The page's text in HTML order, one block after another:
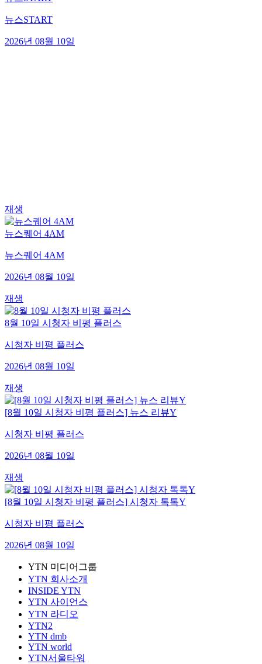
뉴스START
2026년 08월 10일
재생
뉴스퀘어 4AM
뉴스퀘어 4AM
2026년 08월 10일
재생
8월 10일 시청자 비평 플러스
시청자 비평 플러스
2026년 08월 10일
재생
[8월 10일 시청자 비평 플러스] 뉴스 리뷰Y
시청자 비평 플러스
2026년 08월 10일
재생
[8월 10일 시청자 비평 플러스] 시청자 톡톡Y
시청자 비평 플러스
2026년 08월 10일
YTN 미디어그룹
YTN 회사소개
INSIDE YTN
YTN 사이언스
YTN 라디오
YTN2
YTN dmb
YTN world
YTN서울타워